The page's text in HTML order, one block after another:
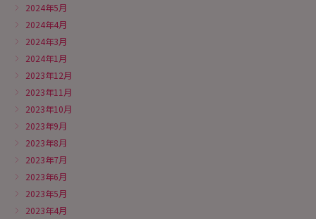
2024年5月
2024年4月
2024年3月
2024年1月
2023年12月
2023年11月
2023年10月
2023年9月
2023年8月
2023年7月
2023年6月
2023年5月
2023年4月